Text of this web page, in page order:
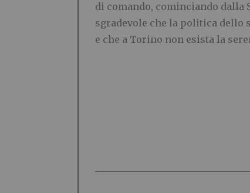
di comando, cominciando dalla
sgradevole che la politica dello
e che a Torino non esista la